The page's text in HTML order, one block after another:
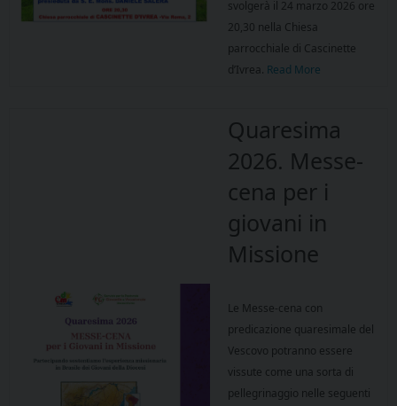
svolgerà il 24 marzo 2026 ore
20,30 nella Chiesa
parrocchiale di Cascinette
d’Ivrea. Read More
Quaresima
2026. Messe-
cena per i
giovani in
Missione
Le Messe-cena con
predicazione quaresimale del
Vescovo potranno essere
vissute come una sorta di
pellegrinaggio nelle seguenti